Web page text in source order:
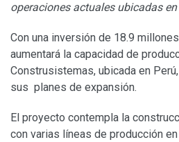
operaciones actuales ubicadas
Con una inversión de 18.9
aumentará la capacidad de
Construsistemas, ubicada en
sus planes de expansión.
El proyecto contempla la
con varias líneas de producción